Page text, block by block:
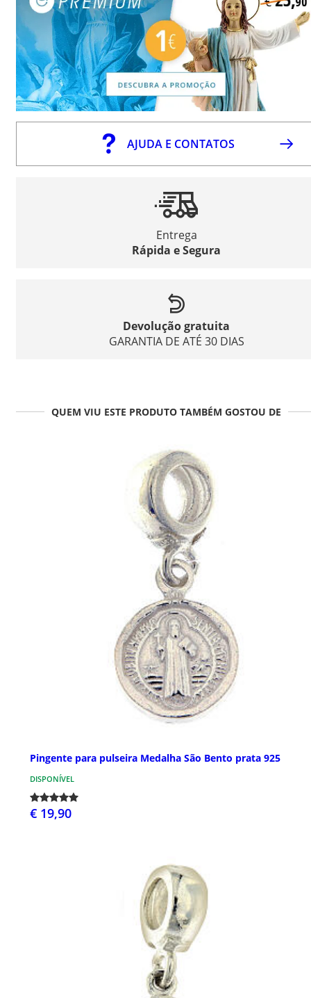
AJUDA E CONTATOS
Entrega
Rápida e Segura
Devolução gratuita
GARANTIA DE ATÉ 30 DIAS
QUEM VIU ESTE PRODUTO TAMBÉM GOSTOU DE
Pingente para pulseira Medalha São Bento prata 925
DISPONÍVEL
€ 19,90